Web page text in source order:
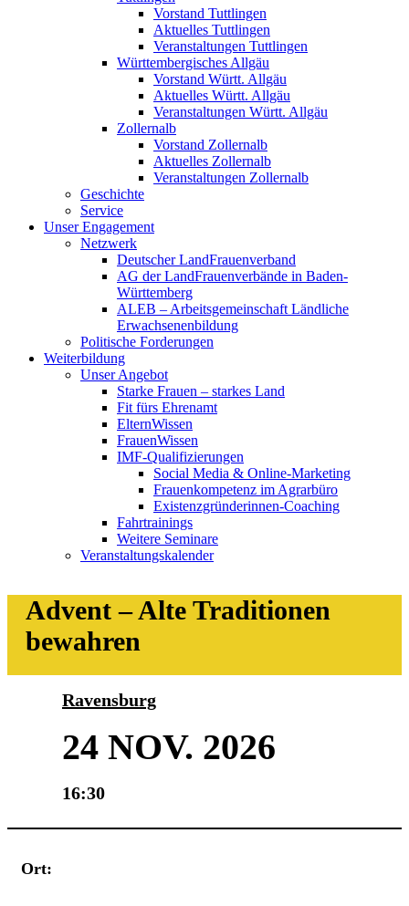
Vorstand Tuttlingen
Aktuelles Tuttlingen
Veranstaltungen Tuttlingen
Württembergisches Allgäu
Vorstand Württ. Allgäu
Aktuelles Württ. Allgäu
Veranstaltungen Württ. Allgäu
Zollernalb
Vorstand Zollernalb
Aktuelles Zollernalb
Veranstaltungen Zollernalb
Geschichte
Service
Unser Engagement
Netzwerk
Deutscher LandFrauenverband
AG der LandFrauenverbände in Baden-
Württemberg
ALEB – Arbeitsgemeinschaft Ländliche
Erwachsenenbildung
Politische Forderungen
Weiterbildung
Unser Angebot
Starke Frauen – starkes Land
Fit fürs Ehrenamt
ElternWissen
FrauenWissen
IMF-Qualifizierungen
Social Media & Online-Marketing
Frauenkompetenz im Agrarbüro
Existenzgründerinnen-Coaching
Fahrtrainings
Weitere Seminare
Veranstaltungskalender
Advent – Alte Traditionen
bewahren
Ravensburg
24 NOV. 2026
16:30
Ort: